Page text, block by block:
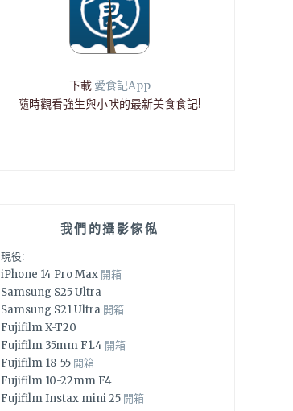
下載 愛食記App
隨時觀看強生與小吠的最新美食食記!
我們的攝影傢俬
現役:
iPhone 14 Pro Max 開箱
Samsung S25 Ultra
Samsung S21 Ultra 開箱
Fujifilm X-T20
Fujifilm 35mm F1.4 開箱
Fujifilm 18-55 開箱
Fujifilm 10-22mm F4
Fujifilm Instax mini 25 開箱